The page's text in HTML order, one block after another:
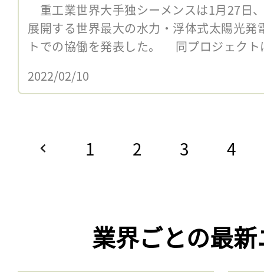
重工業世界大手独シーメンスは1月27日
展開する世界最大の水力・浮体式太陽光
トでの協働を発表した。 同プロジェクト
2022/02/10
1 2 3 4
業界ごとの最